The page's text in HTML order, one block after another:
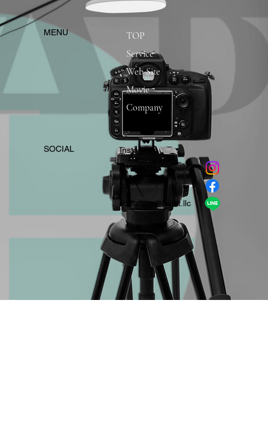
​MENU
TOP
Service
Web Site
Movie
Company
​SOCIAL
Instagram
​Facebook
company＠habit.llc